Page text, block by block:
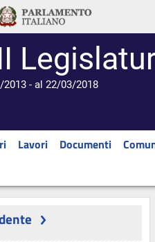
- al 22/03/2018
Lavori Documenti